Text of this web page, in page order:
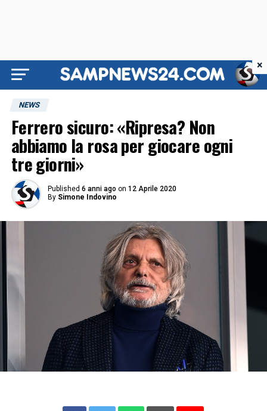
NEWS
Ferrero sicuro: «Ripresa? Non
abbiamo la rosa per giocare ogni
tre giorni»
Published 6 anni ago on 12 Aprile 2020
By Simone Indovino
×